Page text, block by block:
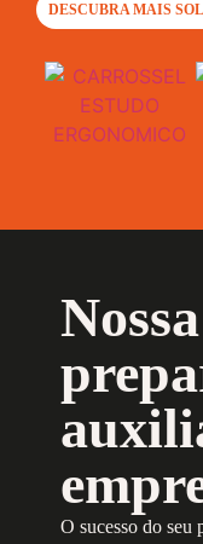
DESCUBRA MAIS
O sucesso do seu